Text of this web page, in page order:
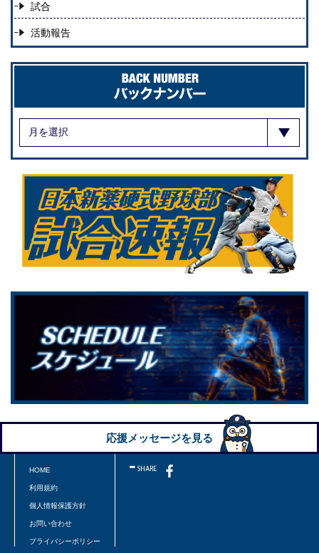
試合
活動報告
応援メッセージを見る
HOME
利用規約
個人情報保護方針
お問い合わせ
プライバシーポリシー